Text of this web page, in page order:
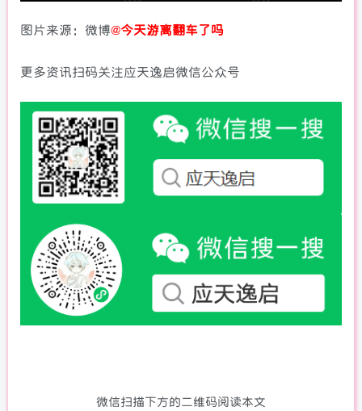
图片来源：微博@今天游离翻车了吗
更多资讯扫码关注应天逸启微信公众号
微信扫描下方的二维码阅读本文